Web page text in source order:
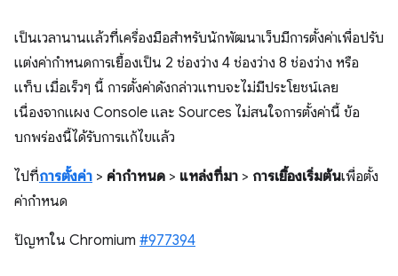
เป็นเวลานานแล้วที่เครื่องมือสำหรับนักพัฒนาเว็บมีการตั้งค่าเพื่อปรับ
แต่งค่ากำหนดการเยื้องเป็น 2 ช่องว่าง 4 ช่องว่าง 8 ช่องว่าง หรือ
แท็บ เมื่อเร็วๆ นี้ การตั้งค่าดังกล่าวแทบจะไม่มีประโยชน์เลย
เนื่องจากแผง Console และ Sources ไม่สนใจการตั้งค่านี้ ข้อ
บกพร่องนี้ได้รับการแก้ไขแล้ว
ไปที่การตั้งค่า > ค่ากำหนด > แหล่งที่มา > การเยื้องเริ่มต้นเพื่อตั้ง
ค่ากำหนด
ปัญหาใน Chromium #977394